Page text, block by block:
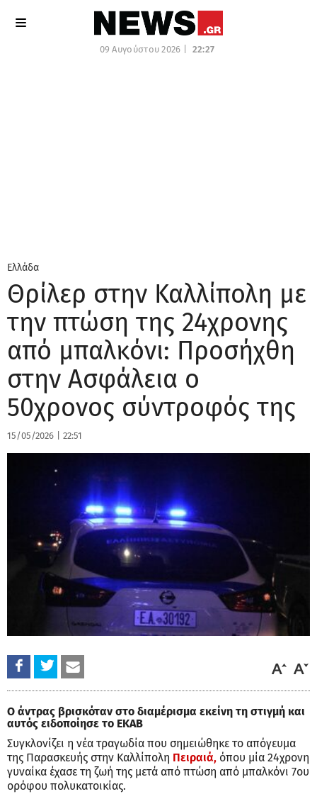
09 Αυγούστου 2026 | 22:27
Ελλάδα
Θρίλερ στην Καλλίπολη με
την πτώση της 24χρονης
από μπαλκόνι: Προσήχθη
στην Ασφάλεια ο
50χρονος σύντροφός της
15/05/2026 22:51
Ο άντρας βρισκόταν στο διαμέρισμα εκείνη τη στιγμή και
αυτός ειδοποίησε το ΕΚΑΒ
Συγκλονίζει η νέα τραγωδία που σημειώθηκε το απόγευμα
της Παρασκευής στην Καλλίπολη Πειραιά, όπου μία 24χρονη
γυναίκα έχασε τη ζωή της μετά από πτώση από μπαλκόνι 7ου
ορόφου πολυκατοικίας.